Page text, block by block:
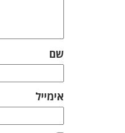
שם
אימייל